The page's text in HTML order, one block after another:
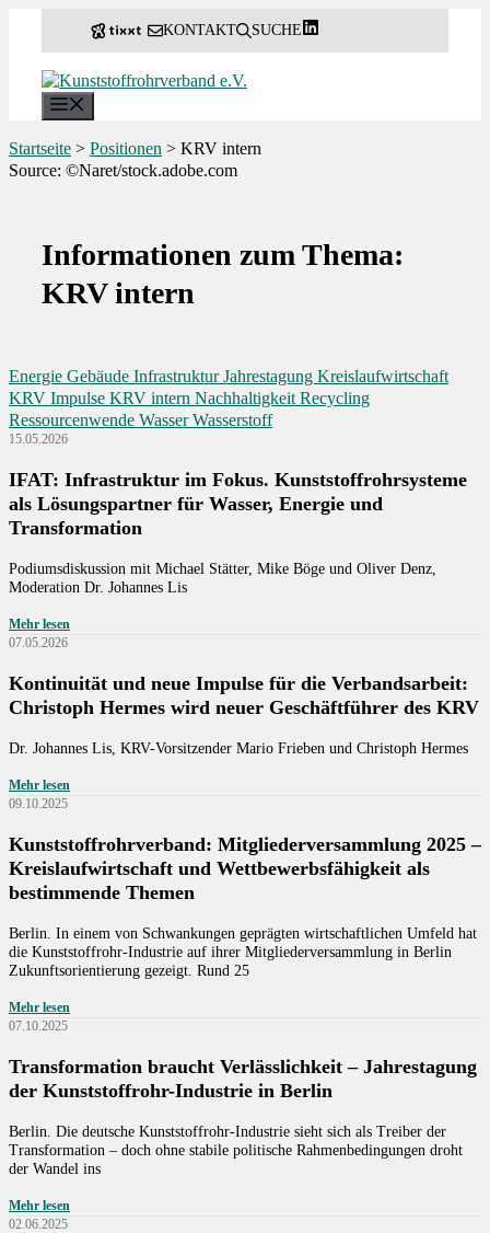
KONTAKT SUCHE
Startseite > Positionen > KRV intern
Source: ©Naret/stock.adobe.com
Informationen zum Thema:
KRV intern
Energie Gebäude InfrastrukturJahrestagung Kreislaufwirtschaft
KRV Impulse KRV intern Nachhaltigkeit Recycling
Ressourcenwende WasserWasserstoff
Source: krv
15.05.2026
IFAT: Infrastruktur im Fokus. Kunststoffrohrsysteme
als Lösungspartner für Wasser, Energie und
Transformation
Podiumsdiskussion mit Michael Stätter, Mike Böge und Oliver Denz,
Moderation Dr. Johannes Lis
Mehr lesen
07.05.2026
Kontinuität und neue Impulse für die Verbandsarbeit:
Christoph Hermes wird neuer Geschäftführer des KRV
Dr. Johannes Lis, KRV-Vorsitzender Mario Frieben und Christoph Hermes
Mehr lesen
Source: © https://krv.de
09.10.2025
Kunststoffrohrverband: Mitgliederversammlung 2025 –
Kreislaufwirtschaft und Wettbewerbsfähigkeit als
bestimmende Themen
Berlin. In einem von Schwankungen geprägten wirtschaftlichen Umfeld hat
die Kunststoffrohr-Industrie auf ihrer Mitgliederversammlung in Berlin
Zukunftsorientierung gezeigt. Rund 25
Mehr lesen
Source: © https://krv.de
07.10.2025
Transformation braucht Verlässlichkeit – Jahrestagung
der Kunststoffrohr-Industrie in Berlin
Berlin. Die deutsche Kunststoffrohr-Industrie sieht sich als Treiber der
Transformation – doch ohne stabile politische Rahmenbedingungen droht
der Wandel ins
Mehr lesen
02.06.2025